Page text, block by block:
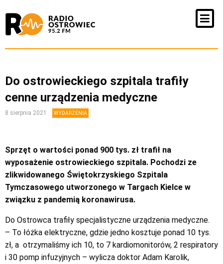
Do ostrowieckiego szpitala trafiły
cenne urządzenia medyczne
8 sierpnia 2021 WYDARZENIA
Sprzęt o wartości ponad 900 tys. zł trafił na
wyposażenie ostrowieckiego szpitala. Pochodzi ze
zlikwidowanego Świętokrzyskiego Szpitala
Tymczasowego utworzonego w Targach Kielce w
związku z pandemią koronawirusa.
Do Ostrowca trafiły specjalistyczne urządzenia medyczne.
– To łóżka elektryczne, gdzie jedno kosztuje ponad 10 tys.
zł, a otrzymaliśmy ich 10, to 7 kardiomonitorów, 2 respiratory
i 30 pomp infuzyjnych – wylicza doktor Adam Karolik,